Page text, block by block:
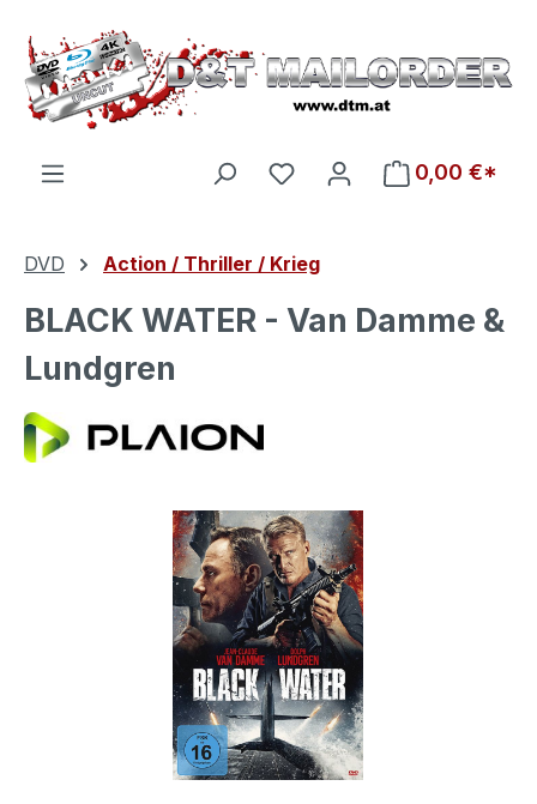
Zum Hauptinhalt springen
Du hast 0 Produkte auf
0,00 €*
DVD Action / Thriller / Krieg
BLACK WATER - Van Damme &
Lundgren
Bildergalerie überspringen